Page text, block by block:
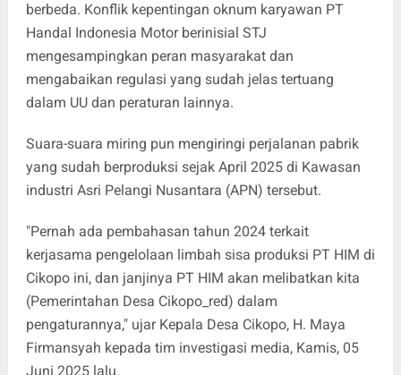
berbeda. Konflik kepentingan oknum karyawan PT
Handal Indonesia Motor berinisial STJ
mengesampingkan peran masyarakat dan
mengabaikan regulasi yang sudah jelas tertuang
dalam UU dan peraturan lainnya.
Suara-suara miring pun mengiringi perjalanan pabrik
yang sudah berproduksi sejak April 2025 di Kawasan
industri Asri Pelangi Nusantara (APN) tersebut.
"Pernah ada pembahasan tahun 2024 terkait
kerjasama pengelolaan limbah sisa produksi PT HIM di
Cikopo ini, dan janjinya PT HIM akan melibatkan kita
(Pemerintahan Desa Cikopo_red) dalam
pengaturannya," ujar Kepala Desa Cikopo, H. Maya
Firmansyah kepada tim investigasi media, Kamis, 05
Juni 2025 lalu.